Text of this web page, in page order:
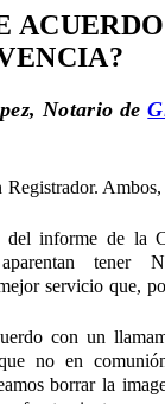
Notario de
Ambos,
del informe de la
tener
servicio que,
con un
no en
borrar la